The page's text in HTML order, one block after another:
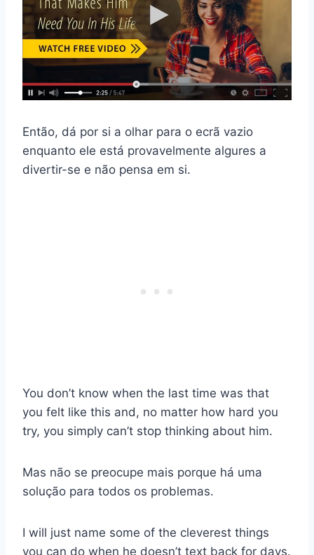
Então, dá por si a olhar para o ecrã vazio
enquanto ele está provavelmente algures a
divertir-se e não pensa em si.
You don’t know when the last time was that
you felt like this and, no matter how hard you
try, you simply can’t stop thinking about him.
Mas não se preocupe mais porque há uma
solução para todos os problemas.
I will just name some of the cleverest things
you can do when he doesn’t text back for days.